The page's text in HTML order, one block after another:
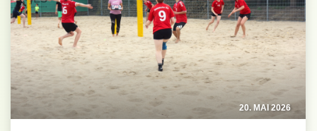
20. MAI 2026